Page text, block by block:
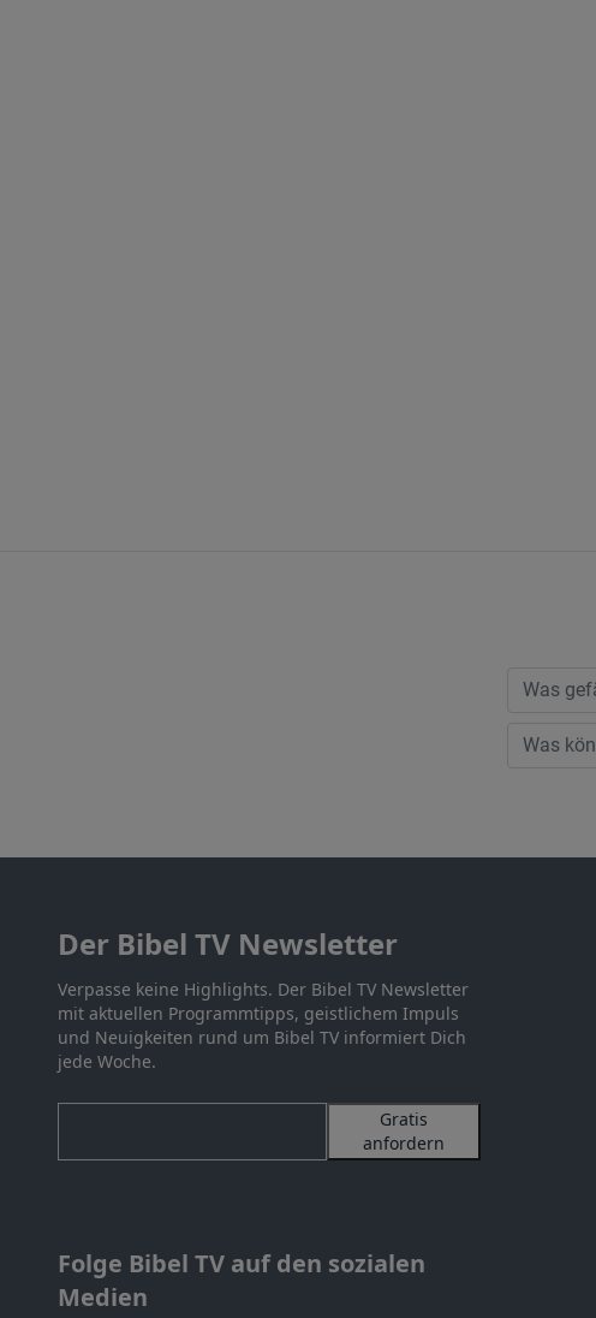
Der Bibel TV Newsletter
Verpasse keine Highlights. Der Bibel TV Newsletter
mit aktuellen Programmtipps, geistlichem Impuls
und Neuigkeiten rund um Bibel TV informiert Dich
jede Woche.
Gratis
anfordern
Folge Bibel TV auf den sozialen
Medien